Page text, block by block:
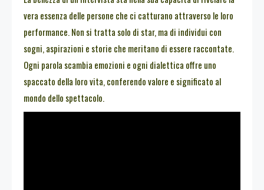
vera essenza delle persone che ci catturano attraverso le loro
performance. Non si tratta solo di star, ma di individui con
sogni, aspirazioni e storie che meritano di essere raccontate.
Ogni parola scambia emozioni e ogni dialettica offre uno
spaccato della loro vita, conferendo valore e significato al
mondo dello spettacolo.